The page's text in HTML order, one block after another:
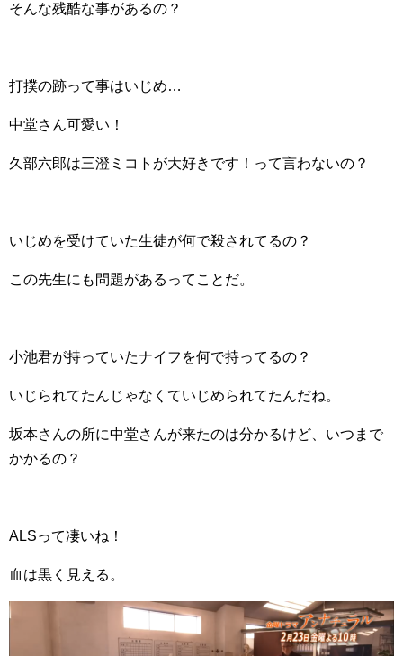
そんな残酷な事があるの？
打撲の跡って事はいじめ…
中堂さん可愛い！
久部六郎は三澄ミコトが大好きです！って言わないの？
いじめを受けていた生徒が何で殺されてるの？
この先生にも問題があるってことだ。
小池君が持っていたナイフを何で持ってるの？
いじられてたんじゃなくていじめられてたんだね。
坂本さんの所に中堂さんが来たのは分かるけど、いつまで
かかるの？
ALSって凄いね！
血は黒く見える。